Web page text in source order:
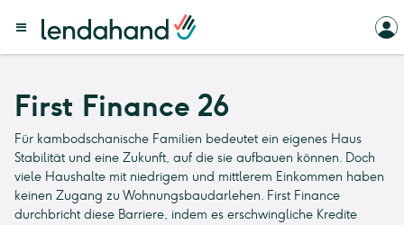
First Finance 26
Für kambodschanische Familien bedeutet ein eigenes Haus
Stabilität und eine Zukunft, auf die sie aufbauen können. Doch
viele Haushalte mit niedrigem und mittlerem Einkommen haben
keinen Zugang zu Wohnungsbaudarlehen. First Finance
durchbricht diese Barriere, indem es erschwingliche Kredite